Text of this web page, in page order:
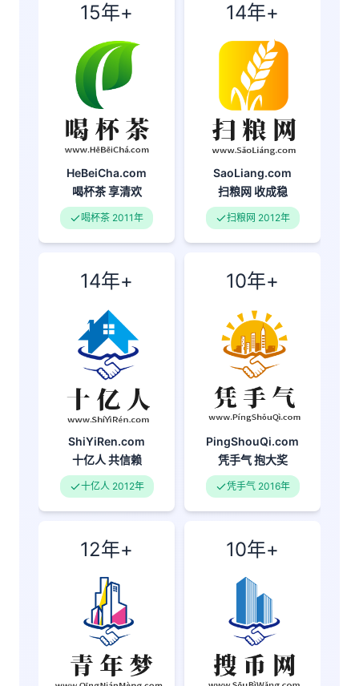
15年+
HeBeiCha.com
喝杯茶享清欢
喝杯茶 2011年
14年+
SaoLiang.com
扫粮网收成稳
扫粮网 2012年
14年+
ShiYiRen.com
十亿人 共信赖
十亿人 2012年
10年+
PingShouQi.com
凭手气抱大奖
凭手气 2016年
12年+ 10年+